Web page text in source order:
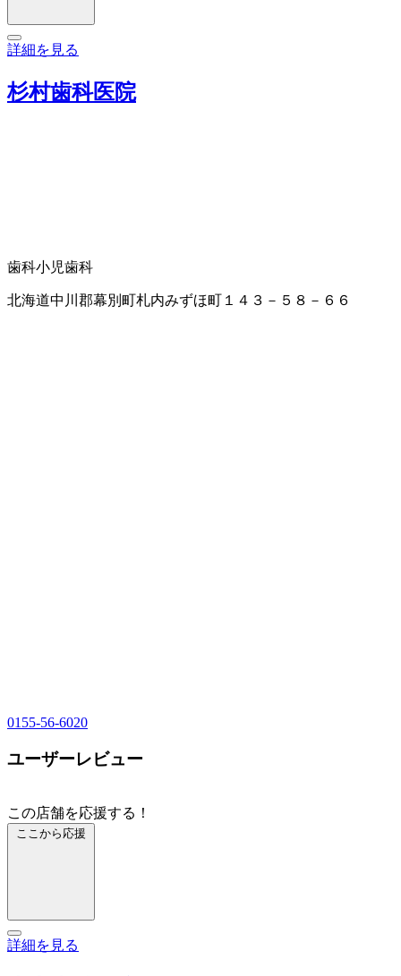
詳細を見る
杉村歯科医院
歯科小児歯科
北海道中川郡幕別町札内みずほ町１４３－５８－６６
0155-56-6020
ユーザーレビュー
この店舗を応援する！
ここから応援
詳細を見る